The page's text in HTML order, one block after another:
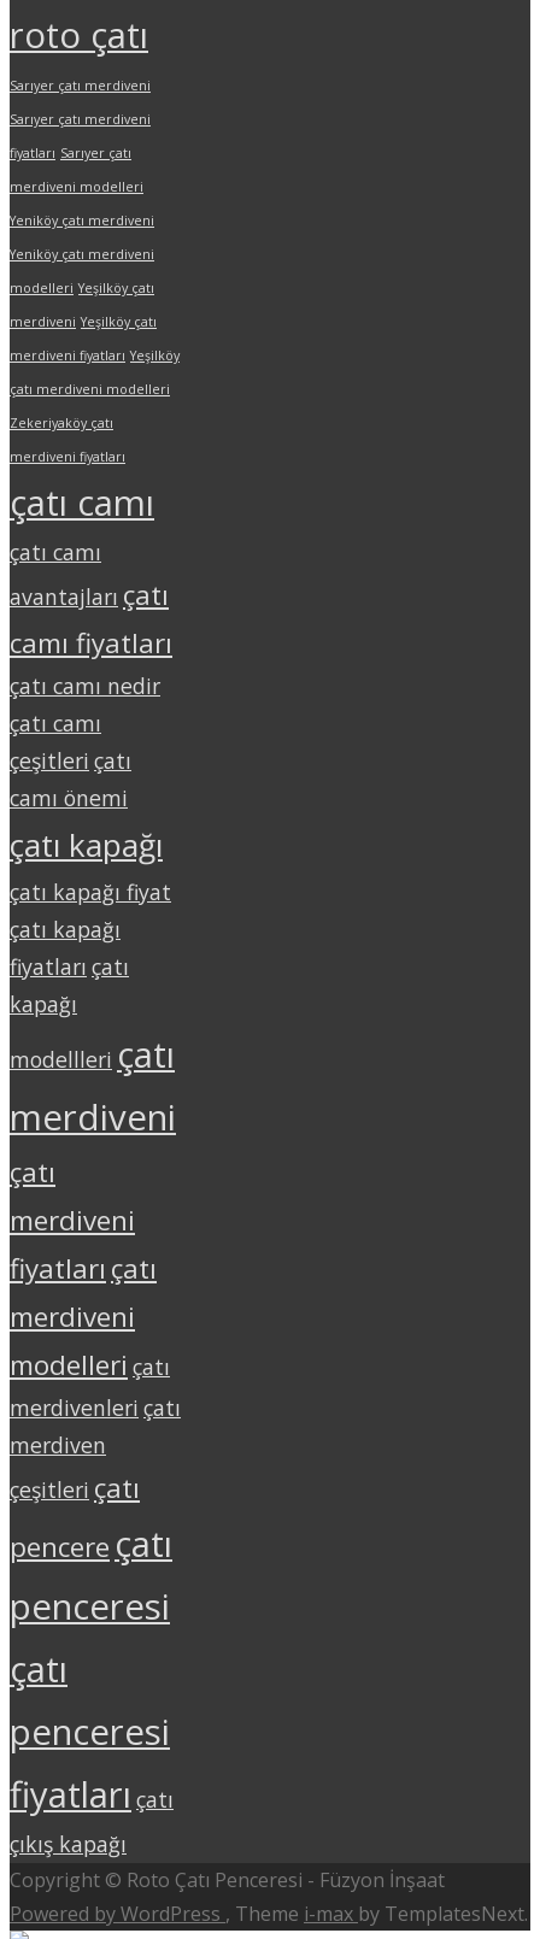
roto çatı
Sarıyer çatı merdiveni
Sarıyer çatı merdiveni
fiyatları Sarıyer çatı
merdiveni modelleri
Yeniköy çatı merdiveni
Yeniköy çatı merdiveni
modelleri Yeşilköy çatı
merdiveni Yeşilköy çatı
merdiveni fiyatları Yeşilköy
çatı merdiveni modelleri
Zekeriyaköy çatı
merdiveni fiyatları
çatı camı
çatı camı
avantajları çatı
camı fiyatları
çatı camı nedir
çatı camı
çeşitleri çatı
camı önemi
çatı kapağı
çatı kapağı fiyat
çatı kapağı
fiyatları çatı
kapağı
modellleri çatı
merdiveni
çatı
merdiveni
fiyatları çatı
merdiveni
modelleri çatı
merdivenleri çatı
merdiven
çeşitleri çatı
pencere çatı
penceresi
çatı
penceresi
fiyatları çatı
çıkış kapağı
Copyright © Roto Çatı Penceresi - Füzyon İnşaat
Powered by WordPress , Theme i-max by TemplatesNext.